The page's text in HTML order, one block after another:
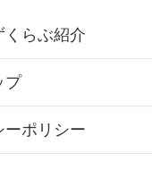
くらぶ紹介
プ
ーポリシー